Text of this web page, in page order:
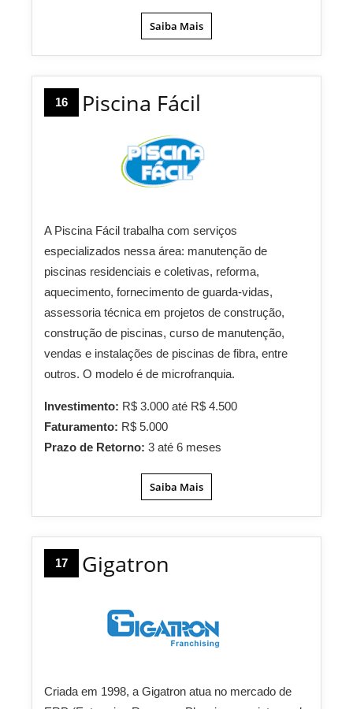
Saiba Mais
16 Piscina Fácil
A Piscina Fácil trabalha com serviços
especializados nessa área: manutenção de
piscinas residenciais e coletivas, reforma,
aquecimento, fornecimento de guarda-vidas,
assessoria técnica em projetos de construção,
construção de piscinas, curso de manutenção,
vendas e instalações de piscinas de fibra, entre
outros. O modelo é de microfranquia.
Investimento: R$ 3.000 até R$ 4.500
Faturamento: R$ 5.000
Prazo de Retorno: 3 até 6 meses
Saiba Mais
17 Gigatron
Criada em 1998, a Gigatron atua no mercado de